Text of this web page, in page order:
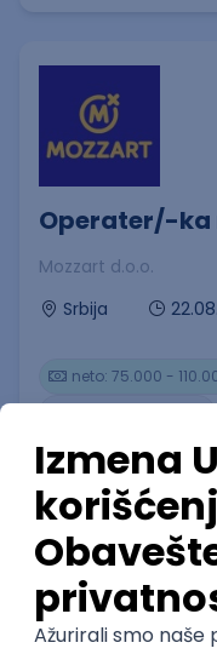
Operater/-ka
Mozzart d.o.o.
Srbija
neto: 75.000 -
Operater na
AdmiralBet